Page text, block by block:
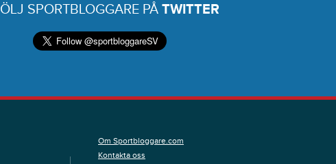
SPORTBLOGGARE PÅ TWITTER
Om Sportbloggare.com
Kontakta oss